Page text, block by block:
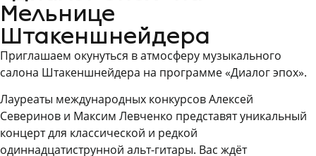
Мельнице
Штакеншнейдера
Приглашаем окунуться в атмосферу музыкального
салона Штакеншнейдера на программе «Диалог эпох».
Лауреаты международных конкурсов Алексей
Северинов и Максим Левченко представят уникальный
концерт для классической и редкой
одиннадцатиструнной альт-гитары. Вас ждёт